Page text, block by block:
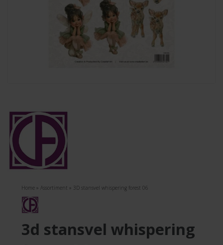
Home » Assortiment » 3D stansvel whispering forest 06
3d stansvel whispering